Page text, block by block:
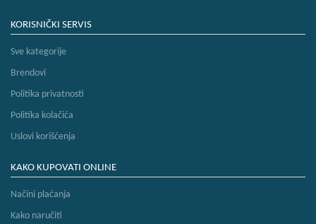
KORISNIČKI SERVIS
Sve kategorije
Brendovi
Politika privatnosti
Politika kolačića
Uslovi korišćenja
KAKO KUPOVATI ONLINE
Načini plaćanja
Kako naručiti